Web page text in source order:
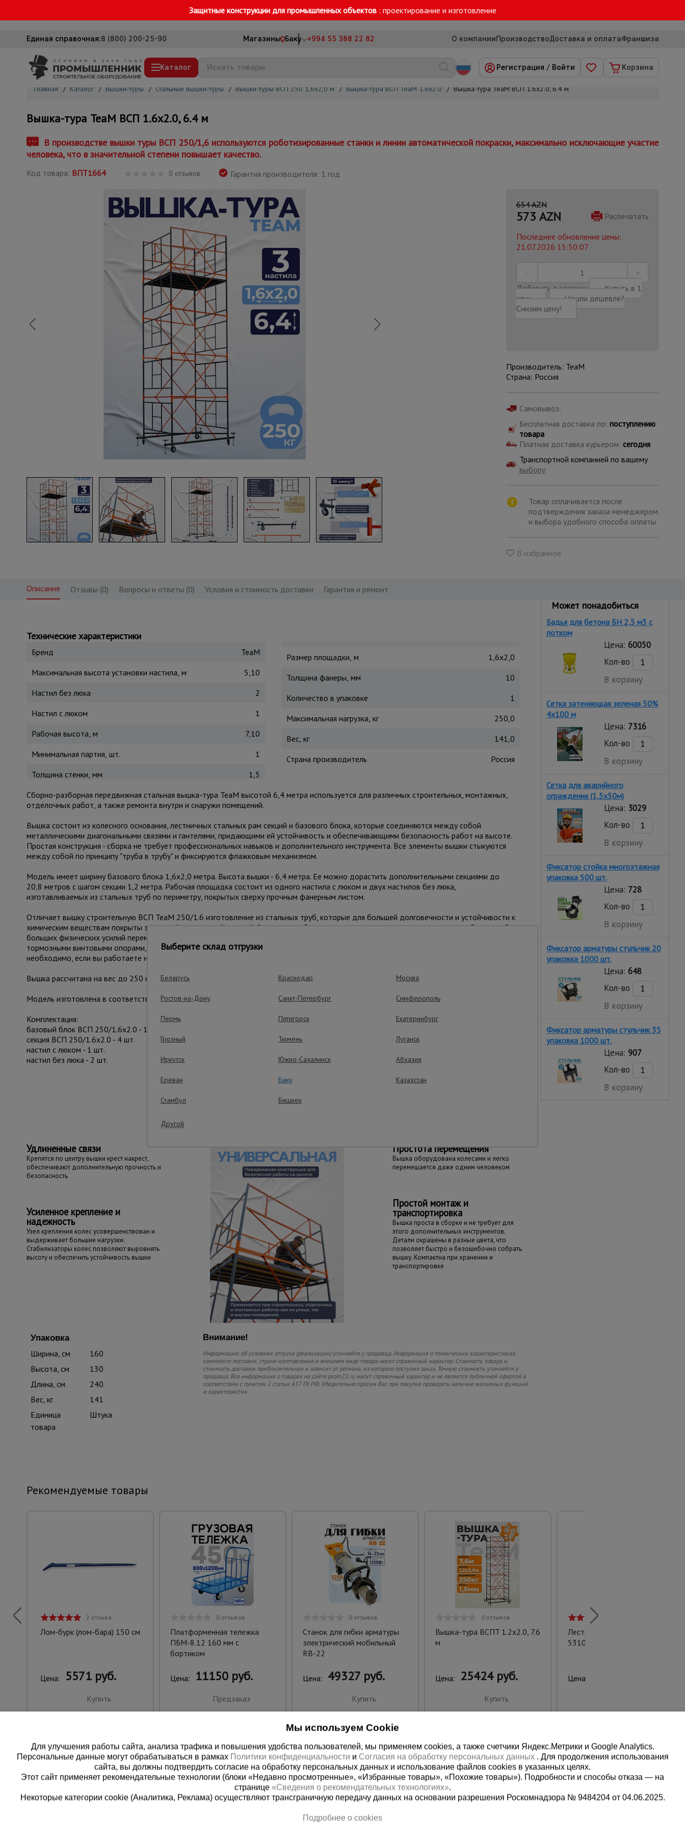
Защитные конструкции для промышленных объектов : проектирование и изготовление
Единая справочная:8 (800) 200-25-90 Магазины Баку +994 55 388 22 82 О компанииПроизводствоДоставка и оплатаФраншиза
Каталог
Вышки-туры
Подмости строительные
Сетка, тенты, брезенты
Строительные подъемники
Мусоропровод строительный
Фанера ламинированная
Вибротехника для строительства
Оборудование для работы с арматурой
Оборудование для бетонных работ
Техника для склада
Тачки строительные и садовые
Лестницы и стремянки
Штукатурные комплекты
Сварочные аппараты
Тепловые пушки
Металл и металлообработка
Регистрация / Войти Корзина
Главная / Каталог / Вышки-туры / Стальные вышки-туры / Вышки-туры ВСП 250 1,6x2,0 м / Вышка-тура ВСП TeaM 1.6х2.0 / Вышка-тура TeaM ВСП 1.6х2.0, 6.4 м
Вышка-тура TeaM ВСП 1.6х2.0, 6.4 м
В производстве вышки туры ВСП 250/1,6 используются роботизированные станки и линии автоматической покраски, максимально исключающие участие
человека, что в значительной степени повышает качество.
Код товара: ВПТ1664 0 отзывов Гарантия производителя: 1 год
654 AZN
573 AZN
Распечатать
Последнее обновление цены:
21.07.2026 15:50:07
Добавить в корзину
Купить в 1
клик
Нашли дешевле?
Снизим цену!
Производитель: TeaM
Страна: Россия
Самовывоз:
Бесплатная доставка по: поступлению
товара
Платная доставка курьером: сегодня
Транспортной компанией по вашему
выбору
Товар оплачивается после
подтверждения заказа менеджером
и выбора удобного способа оплаты
В избранное
Описание Отзывы (0) Вопросы и ответы (0) Условия и стоимость доставки Гарантия и ремонт
Технические характеристики
Бренд
TeaM
Максимальная высота установки настила, м
5,10
Настил без люка
2
Настил с люком
1
Рабочая высота, м
7,10
Минимальная партия, шт.
1
Толщина стенки, мм
1,5
Размер площадки, м
1,6x2,0
Толщина фанеры, мм
10
Количество в упаковке
1
Максимальная нагрузка, кг
250,0
Вес, кг
141,0
Страна производитель
Россия
Сборно-разборная передвижная стальная вышка-тура TeaM высотой 6,4 метра используется для различных строительных, монтажных,
отделочных работ, а также ремонта внутри и снаружи помещений.
Вышка состоит из колесного основания, лестничных стальных рам секций и базового блока, которые соединяются между собой
металлическими диагональными связями и гантелями, придающими ей устойчивость и обеспечивающими безопасность работ на высоте.
Простая конструкция - сборка не требует профессиональных навыков и дополнительного инструмента. Все элементы вышки стыкуются
между собой по принципу "труба в трубу" и фиксируются флажковым механизмом.
Модель имеет ширину базового блока 1,6х2,0 метра. Высота вышки - 6,4 метра. Ее можно дорастить дополнительными секциями до
20,8 метров с шагом секции 1,2 метра. Рабочая площадка состоит из одного настила с люком и двух настилов без люка,
изготавливаемых из стальных труб по периметру, покрытых сверху прочным фанерным листом.
Отличает вышку строительную ВСП TeaM 250/1.6 изготовление из стальных труб, которые для большей долговечности и устойчивости к
химическим веществам покрыты защитной полимерной краской. С помощью обрезиненных колес данную вышку-туру можно быстро и без
больших физических усилий переместить с одного места на другое. В момент проведения работ вышку необходимо зафиксировать
тормозными винтовыми опорами, находящихся рядом с каждым колесом. Также ими можно тонко отрегулировать высоту вышки. Это
необходимо, если вы работаете на неровной площадке.
Вышка рассчитана на вес до 250 кг. На ней комфортно может разместиться рабочий с необходимым оборудованием.
Модель изготовлена в соответствии с требованиями ГОСТ Р 58755-2019.
Комплектация:
базовый блок ВСП 250/1.6х2.0 - 1 шт.
секция ВСП 250/1.6х2.0 - 4 шт.
настил с люком - 1 шт.
настил без люка - 2 шт.
Важные преимущества – эффективная работа
Удлиненные связи
Крепятся по центру вышки крест накрест,
обеспечивают дополнительную прочность и
безопасность
Усиленное крепление и
надежность
Узел крепления колес усовершенствован и
выдерживает большие нагрузки.
Стабилизаторы колес позволяют выровнять
высоту и обеспечить устойчивость вышки
Простота перемещения
Вышка оборудована колесами и легко
перемещается даже одним человеком
Простой монтаж и
транспортировка
Вышка проста в сборке и не требует для
этого дополнительных инструментов.
Детали окрашены в разные цвета, что
позволяет быстро и безошибочно собрать
вышку. Компактна при хранении и
транспортировке
Упаковка
Ширина, см
160
Высота, см
130
Длина, см
240
Вес, кг
141
Единица
товара
Штука
Внимание!
Информацию об условиях отпуска (реализации) уточняйте у продавца. Информация о технических характеристиках,
комплекте поставки, стране изготовления и внешнем виде товара носит справочный характер. Стоимость товара и
стоимость доставки приблизительная и зависит от региона, из которого поступил заказ. Точную стоимость уточняйте у
продавца. Вся информация о товарах на сайте prom23.ru носит справочный характер и не является публичной офертой в
соответствии с пунктом 2 статьи 437 ГК РФ. Убедительно просим Вас при покупке проверять наличие желаемых функций
и характеристик.
Может понадобиться
Бадья для бетона БН 2,5 м3 с
лотком
Цена: 60050
Кол-во
В корзину
Сетка затеняющая зеленая 50%
4х100 м
Цена: 7316
Кол-во
В корзину
Сетка для аварийного
ограждения (1,5х50м)
Цена: 3029
Кол-во
В корзину
Фиксатор стойка многоэтажная
упаковка 500 шт.
Цена: 728
Кол-во
В корзину
Фиксатор арматуры стульчик 20
упаковка 1000 шт.
Цена: 648
Кол-во
В корзину
Фиксатор арматуры стульчик 35
упаковка 1000 шт.
Цена: 907
Кол-во
В корзину
Рекомендуемые товары
2 отзыва
Лом-бурк (лом-бара) 150 см
Цена: 5571 руб.
Купить
0 отзывов
Платформенная тележка
ПБМ-8.12 160 мм с
бортиком
Цена: 11150 руб.
Предзаказ
0 отзывов
Станок для гибки арматуры
электрический мобильный
RB-22
Цена: 49327 руб.
Купить
0 отзывов
Вышка-тура ВСПT 1.2х2.0, 7.6
м
Цена: 25424 руб.
Купить
Лестница трехсекционная Ал
5310
Цена:
Выберите склад отгрузки
Беларусь Краснодар Москва
Ростов-на-Дону Санкт-Петербург Симферополь
Пермь Пятигорск Екатеринбург
Грозный Тюмень Луганск
Иркутск Южно-Сахалинск Абхазия
Ереван Баку Казахстан
Стамбул Бишкек
Другой
Мы используем Cookie
Для улучшения работы сайта, анализа трафика и повышения удобства пользователей, мы применяем cookies, а также счетчики Яндекс.Метрики и Google Analytics.
Персональные данные могут обрабатываться в рамках Политики конфиденциальности и Согласия на обработку персональных данных . Для продолжения использования
сайта, вы должны подтвердить согласие на обработку персональных данных и использование файлов cookies в указанных целях.
Этот сайт применяет рекомендательные технологии (блоки «Недавно просмотренные», «Избранные товары», «Похожие товары»). Подробности и способы отказа — на
странице «Сведения о рекомендательных технологиях».
Некоторые категории cookie (Аналитика, Реклама) осуществляют трансграничную передачу данных на основании разрешения Роскомнадзора № 9484204 от 04.06.2025.
Подробнее о cookies